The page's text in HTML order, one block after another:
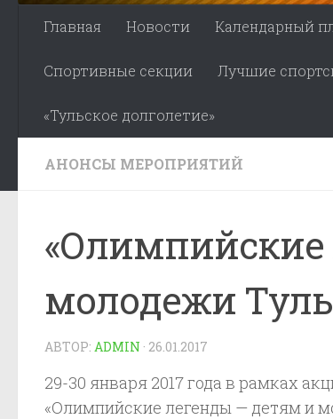
Главная Новости Календарный
Спортивные секции Лучшие
«Тульское долголетие»
АНОНСЫ МЕРОПРИЯТИЙ
молодежи
АВТОР: ADMIN · 26.01.2017
29-30 января 2017 года в рамках
«Олимпийские легенды — детям и